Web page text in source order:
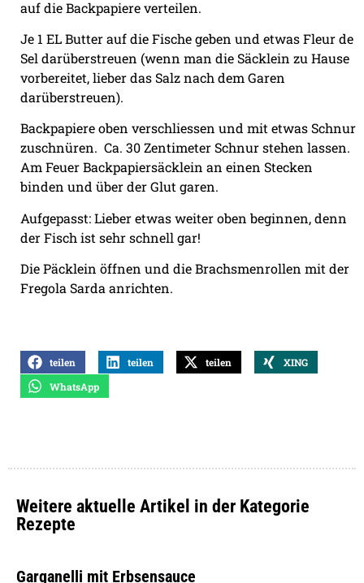
auf die Backpapiere verteilen.
Je 1 EL Butter auf die Fische geben und etwas Fleur de
Sel darüberstreuen (wenn man die Säcklein zu Hause
vorbereitet, lieber das Salz nach dem Garen
darüberstreuen).
Backpapiere oben verschliessen und mit etwas Schnur
zuschnüren. Ca. 30 Zentimeter Schnur stehen lassen.
Am Feuer Backpapiersäcklein an einen Stecken
binden und über der Glut garen.
Aufgepasst: Lieber etwas weiter oben beginnen, denn
der Fisch ist sehr schnell gar!
Die Päcklein öffnen und die Brachsmenrollen mit der
Fregola Sarda anrichten.
teilen teilen teilen
XING
WhatsApp
Weitere aktuelle Artikel in der Kategorie
Rezepte
Garganelli mit Erbsensauce